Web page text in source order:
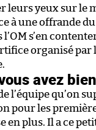
leurs yeux sur le
à une offrande
l’OM s’en
organisé
avez
l’équipe qu’on
pour les
en plus. Il a ce